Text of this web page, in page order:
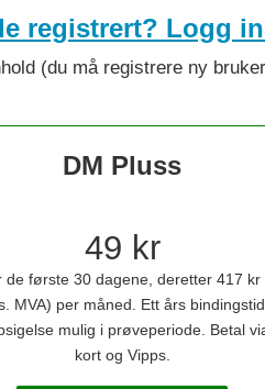
registrert? Logg
(du må registrere ny
DM Pluss
49 kr
de første 30 dagene, deretter 417 kr
MVA) per måned. Ett års bindingstid.
mulig i prøveperiode. Betal
kort og Vipps.